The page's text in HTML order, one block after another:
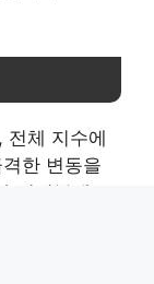
전체 지수에
한 변동을
시간분배도